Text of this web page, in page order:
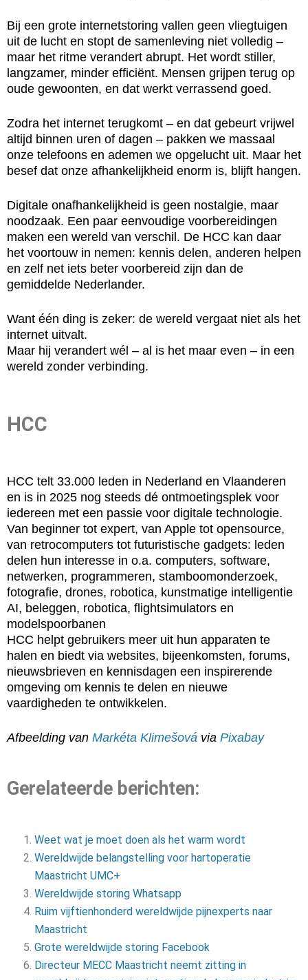
Bij een grote internetstoring vallen geen vliegtuigen
uit de lucht en stopt de samenleving niet volledig –
maar het ritme verandert abrupt. Het wordt stiller,
langzamer, minder efficiënt. Mensen grijpen terug op
oude gewoonten, en dat werkt verrassend goed.
Zodra het internet terugkomt – en dat gebeurt vrijwel
altijd binnen uren of dagen – pakken we massaal
onze telefoons en ademen we opgelucht uit. Maar het
besef dat onze afhankelijkheid enorm is, blijft hangen.
Digitale onafhankelijkheid is geen nostalgie, maar
noodzaak. Een paar eenvoudige voorbereidingen
maken een wereld van verschil. De HCC kan daar
het voortouw in nemen: kennis delen, anderen helpen
en zelf net iets beter voorbereid zijn dan de
gemiddelde Nederlander.
Want één ding is zeker: de wereld vergaat niet als het
internet uitvalt.
Maar hij verandert wél – al is het maar even – in een
wereld zonder verbinding.
HCC
HCC telt 33.000 leden in Nederland en Vlaanderen
en is in 2025 nog steeds dé ontmoetingsplek voor
iedereen met een passie voor digitale technologie.
Van beginner tot expert, van Apple tot opensource,
van retrocomputers tot futuristische gadgets: leden
delen hun interesse in o.a. computers, software,
netwerken, programmeren, stamboomonderzoek,
fotografie, drones, robotica, kunstmatige intelligentie
AI, beleggen, robotica, flightsimulators en
modelspoorbanen
HCC helpt gebruikers meer uit hun apparaten te
halen en biedt via websites, bijeenkomsten, forums,
nieuwsbrieven en kennisdagen een inspirerende
omgeving om kennis te delen en nieuwe
vaardigheden te ontwikkelen.
Afbeelding van Markéta Klimešová via Pixabay
Gerelateerde berichten:
Weet wat je moet doen als het warm wordt
Wereldwijde belangstelling voor hartoperatie
Maastricht UMC+
Wereldwijde storing Whatsapp
Ruim vijftienhonderd wereldwijde pijnexperts naar
Maastricht
Grote wereldwijde storing Facebook
Directeur MECC Maastricht neemt zitting in